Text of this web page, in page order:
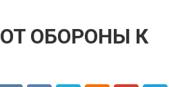
ОБОРОНЫ К